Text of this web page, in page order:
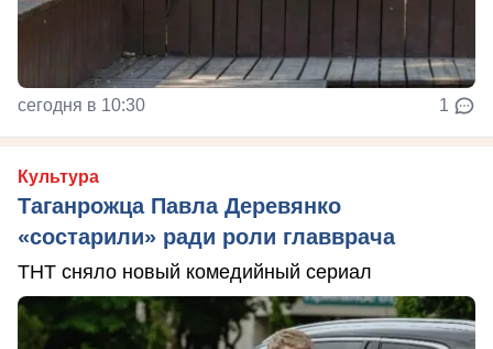
сегодня в 10:30 1
Культура
Таганрожца Павла Деревянко
«состарили» ради роли главврача
ТНТ сняло новый комедийный сериал